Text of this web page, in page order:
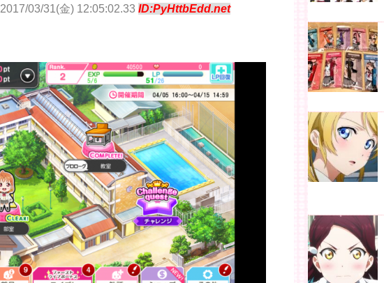
2017/03/31(金) 12:05:02.33 ID:PyHttbEdd.net